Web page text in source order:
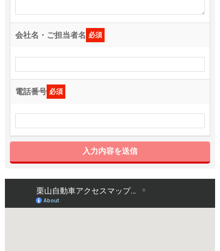
会社名・ご担当者名 必須
電話番号 必須
入力内容を送信